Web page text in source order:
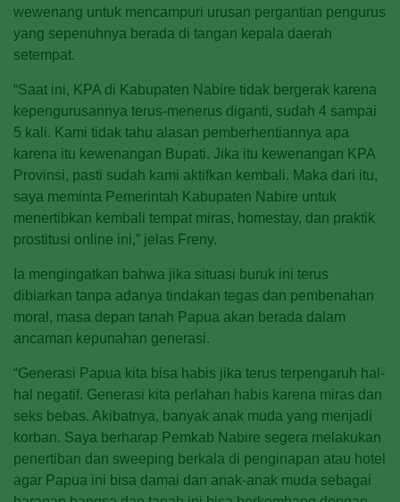
wewenang untuk mencampuri urusan pergantian pengurus
yang sepenuhnya berada di tangan kepala daerah
setempat.
“Saat ini, KPA di Kabupaten Nabire tidak bergerak karena
kepengurusannya terus-menerus diganti, sudah 4 sampai
5 kali. Kami tidak tahu alasan pemberhentiannya apa
karena itu kewenangan Bupati. Jika itu kewenangan KPA
Provinsi, pasti sudah kami aktifkan kembali. Maka dari itu,
saya meminta Pemerintah Kabupaten Nabire untuk
menertibkan kembali tempat miras, homestay, dan praktik
prostitusi online ini,” jelas Freny.
Ia mengingatkan bahwa jika situasi buruk ini terus
dibiarkan tanpa adanya tindakan tegas dan pembenahan
moral, masa depan tanah Papua akan berada dalam
ancaman kepunahan generasi.
“Generasi Papua kita bisa habis jika terus terpengaruh hal-
hal negatif. Generasi kita perlahan habis karena miras dan
seks bebas. Akibatnya, banyak anak muda yang menjadi
korban. Saya berharap Pemkab Nabire segera melakukan
penertiban dan sweeping berkala di penginapan atau hotel
agar Papua ini bisa damai dan anak-anak muda sebagai